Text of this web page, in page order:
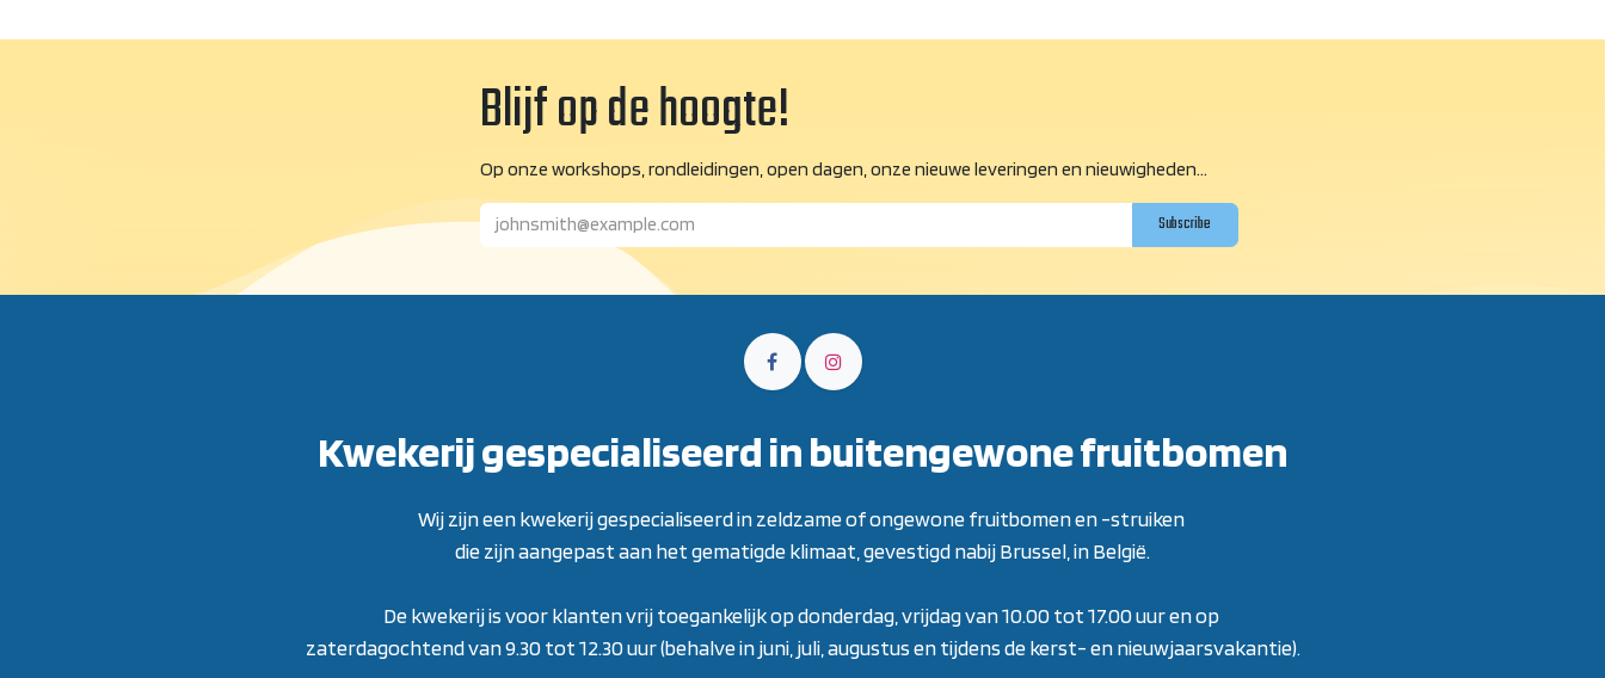
Blijf op de hoogte!
Op onze workshops, rondleidingen, open dagen, onze nieuwe leveringen en nieuwigheden...
Subscribe
Kwekerij gespecialiseerd in buitengewone fruitbomen
Wij zijn een kwekerij gespecialiseerd in zeldzame of ongewone fruitbomen en -struiken
die zijn aangepast aan het gematigde klimaat, gevestigd nabij Brussel, in België.
De kwekerij is voor klanten vrij toegankelijk op donderdag, vrijdag van 10.00 tot 17.00 uur en op
zaterdagochtend van 9.30 tot 12.30 uur (behalve in juni, juli, augustus en tijdens de kerst- en nieuwjaarsvakantie).